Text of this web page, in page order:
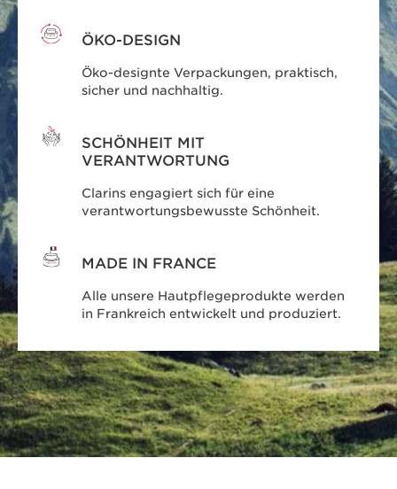
ÖKO-DESIGN
Öko-designte Verpackungen, praktisch,
sicher und nachhaltig.
SCHÖNHEIT MIT
VERANTWORTUNG
Clarins engagiert sich für eine
verantwortungsbewusste Schönheit.
MADE IN FRANCE
Alle unsere Hautpflegeprodukte werden
in Frankreich entwickelt und produziert.